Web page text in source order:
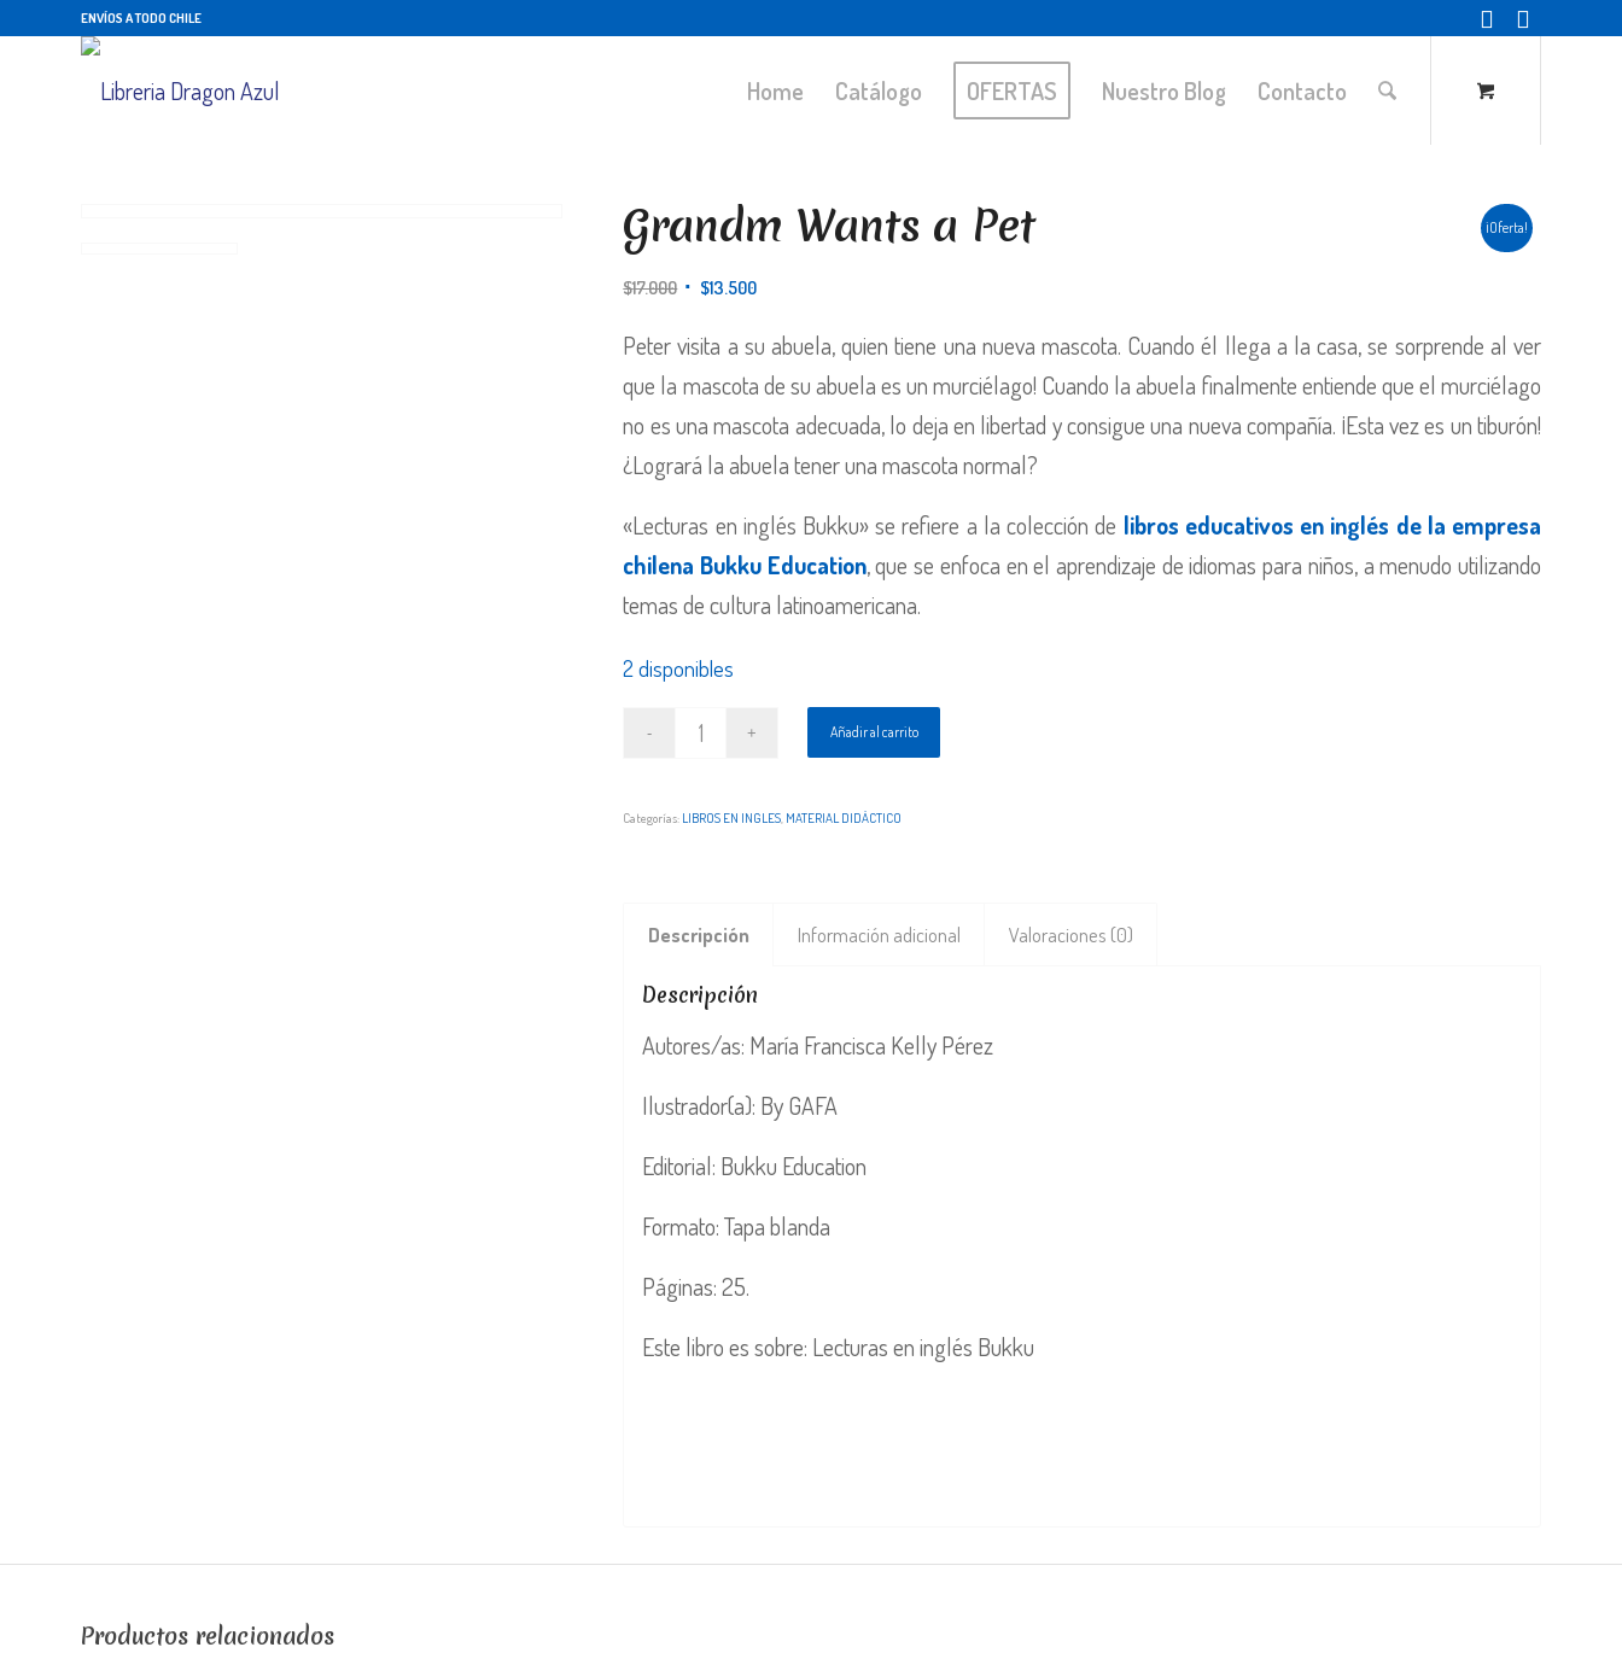
ENVÍOS A TODO CHILE
Home Catálogo OFERTAS Nuestro Blog Contacto
¡Oferta!
Grandm Wants a Pet
$17.000
original
$17.000.
$13.500El
actual
$13.500.
Peter visita a su abuela, quien tiene una nueva mascota. Cuando él llega a la casa, se sorprende al ver
que la mascota de su abuela es un murciélago! Cuando la abuela finalmente entiende que el murciélago
no es una mascota adecuada, lo deja en libertad y consigue una nueva compañía. ¡Esta vez es un tiburón!
¿Logrará la abuela tener una mascota normal?
«Lecturas en inglés Bukku» se refiere a la colección de libros educativos en inglés de la empresa
chilena Bukku Education, que se enfoca en el aprendizaje de idiomas para niños, a menudo utilizando
temas de cultura latinoamericana.
2 disponibles
Añadir al carrito
Categorías: LIBROS EN INGLES MATERIAL DIDÁCTICO
Descripción Información adicional Valoraciones (0)
Descripción
Autores/as: María Francisca Kelly Pérez
Ilustrador(a): By GAFA
Editorial: Bukku Education
Formato: Tapa blanda
Páginas: 25.
Este libro es sobre: Lecturas en inglés Bukku
Productos relacionados